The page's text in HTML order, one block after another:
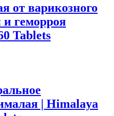
от варикозного
геморроя
Tablets
| Himalaya